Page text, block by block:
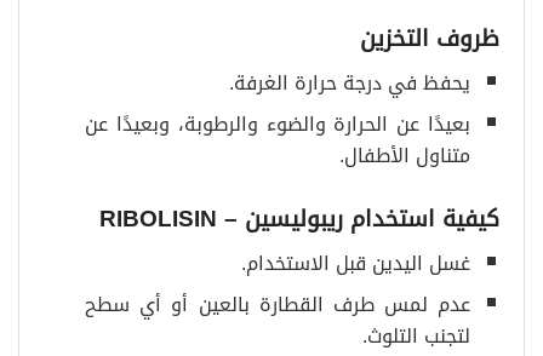
ظروف التخزين
يحفظ في درجة حرارة الغرفة.
بعيدًا عن الحرارة والضوء والرطوبة، وبعيدًا عن
متناول الأطفال.
كيفية استخدامريبوليسين – RIBOLISIN
غسل اليدين قبل الاستخدام.
عدم لمس طرف القطارة بالعين أو أي سطح
لتجنب التلوث.